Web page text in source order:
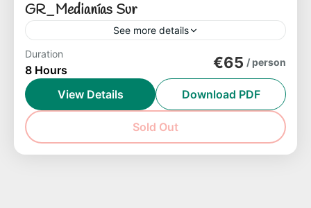
GR_Medianías Sur
See more details
Ruta en la zona de Guarimiar e Imada
Easy
Duration
8 Hours €65 / person
View Details Download PDF
Sold Out